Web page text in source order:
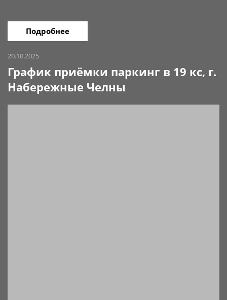
Подробнее
20.10.2025
График приёмки паркинг в 19 кс, г.
Набережные Челны